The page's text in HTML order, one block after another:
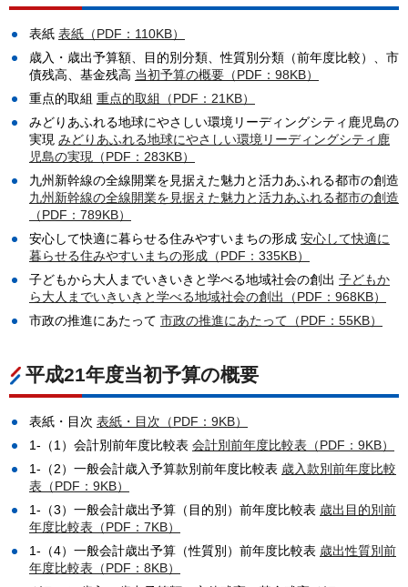
表紙 表紙（PDF：110KB）
歳入・歳出予算額、目的別分類、性質別分類（前年度比較）、市
債残高、基金残高 当初予算の概要（PDF：98KB）
重点的取組 重点的取組（PDF：21KB）
みどりあふれる地球にやさしい環境リーディングシティ鹿児島の
実現 みどりあふれる地球にやさしい環境リーディングシティ鹿
児島の実現（PDF：283KB）
九州新幹線の全線開業を見据えた魅力と活力あふれる都市の創造
九州新幹線の全線開業を見据えた魅力と活力あふれる都市の創造
（PDF：789KB）
安心して快適に暮らせる住みやすいまちの形成 安心して快適に
暮らせる住みやすいまちの形成（PDF：335KB）
子どもから大人までいきいきと学べる地域社会の創出 子どもか
ら大人までいきいきと学べる地域社会の創出（PDF：968KB）
市政の推進にあたって 市政の推進にあたって（PDF：55KB）
平成21年度当初予算の概要
表紙・目次 表紙・目次（PDF：9KB）
1-（1）会計別前年度比較表 会計別前年度比較表（PDF：9KB）
1-（2）一般会計歳入予算款別前年度比較表 歳入款別前年度比較
表（PDF：9KB）
1-（3）一般会計歳出予算（目的別）前年度比較表 歳出目的別前
年度比較表（PDF：7KB）
1-（4）一般会計歳出予算（性質別）前年度比較表 歳出性質別前
年度比較表（PDF：8KB）